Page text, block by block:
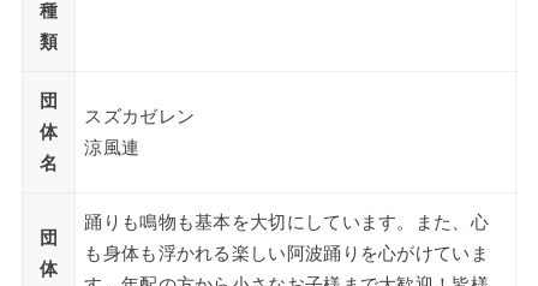
種
類
団
体
名
スズカゼレン
涼風連
団
体
踊りも鳴物も基本を大切にしています。また、心
も身体も浮かれる楽しい阿波踊りを心がけていま